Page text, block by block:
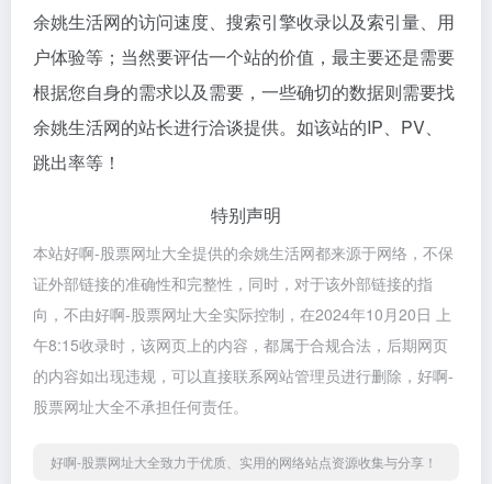
余姚生活网的访问速度、搜索引擎收录以及索引量、用
户体验等；当然要评估一个站的价值，最主要还是需要
根据您自身的需求以及需要，一些确切的数据则需要找
余姚生活网的站长进行洽谈提供。如该站的IP、PV、
跳出率等！
特别声明
本站好啊-股票网址大全提供的余姚生活网都来源于网络，不保
证外部链接的准确性和完整性，同时，对于该外部链接的指
向，不由好啊-股票网址大全实际控制，在2024年10月20日 上
午8:15收录时，该网页上的内容，都属于合规合法，后期网页
的内容如出现违规，可以直接联系网站管理员进行删除，好啊-
股票网址大全不承担任何责任。
好啊-股票网址大全致力于优质、实用的网络站点资源收集与分享！